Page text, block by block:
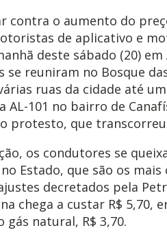
contra o aumento do
de aplicativo e
deste sábado (20) em
se reuniram no Bosque
ruas da cidade até
AL-101 no bairro de
protesto, que
os condutores se
Estado, que são os
decretados pela
chega a custar R$ 5,70,
gás natural, R$ 3,70.